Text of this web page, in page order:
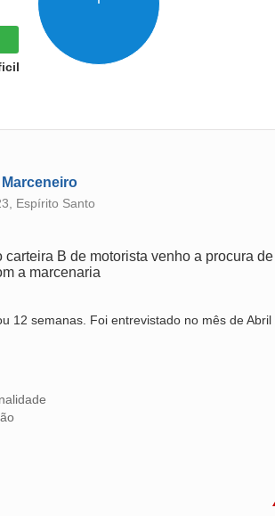
Espírito Santo
B de motorista venho a procura
a marcenaria
12 semanas. Foi entrevistado no mês de Abril